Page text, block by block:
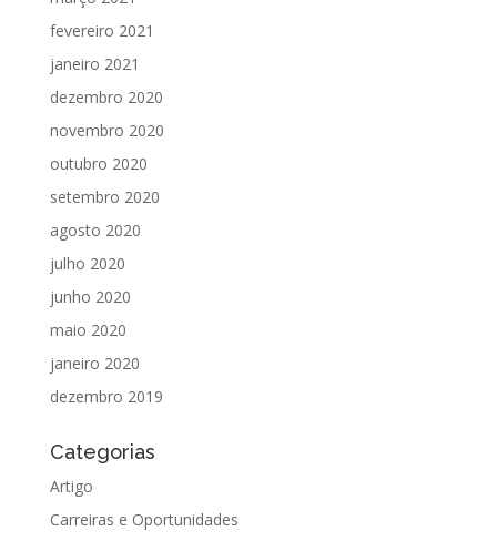
fevereiro 2021
janeiro 2021
dezembro 2020
novembro 2020
outubro 2020
setembro 2020
agosto 2020
julho 2020
junho 2020
maio 2020
janeiro 2020
dezembro 2019
Categorias
Artigo
Carreiras e Oportunidades